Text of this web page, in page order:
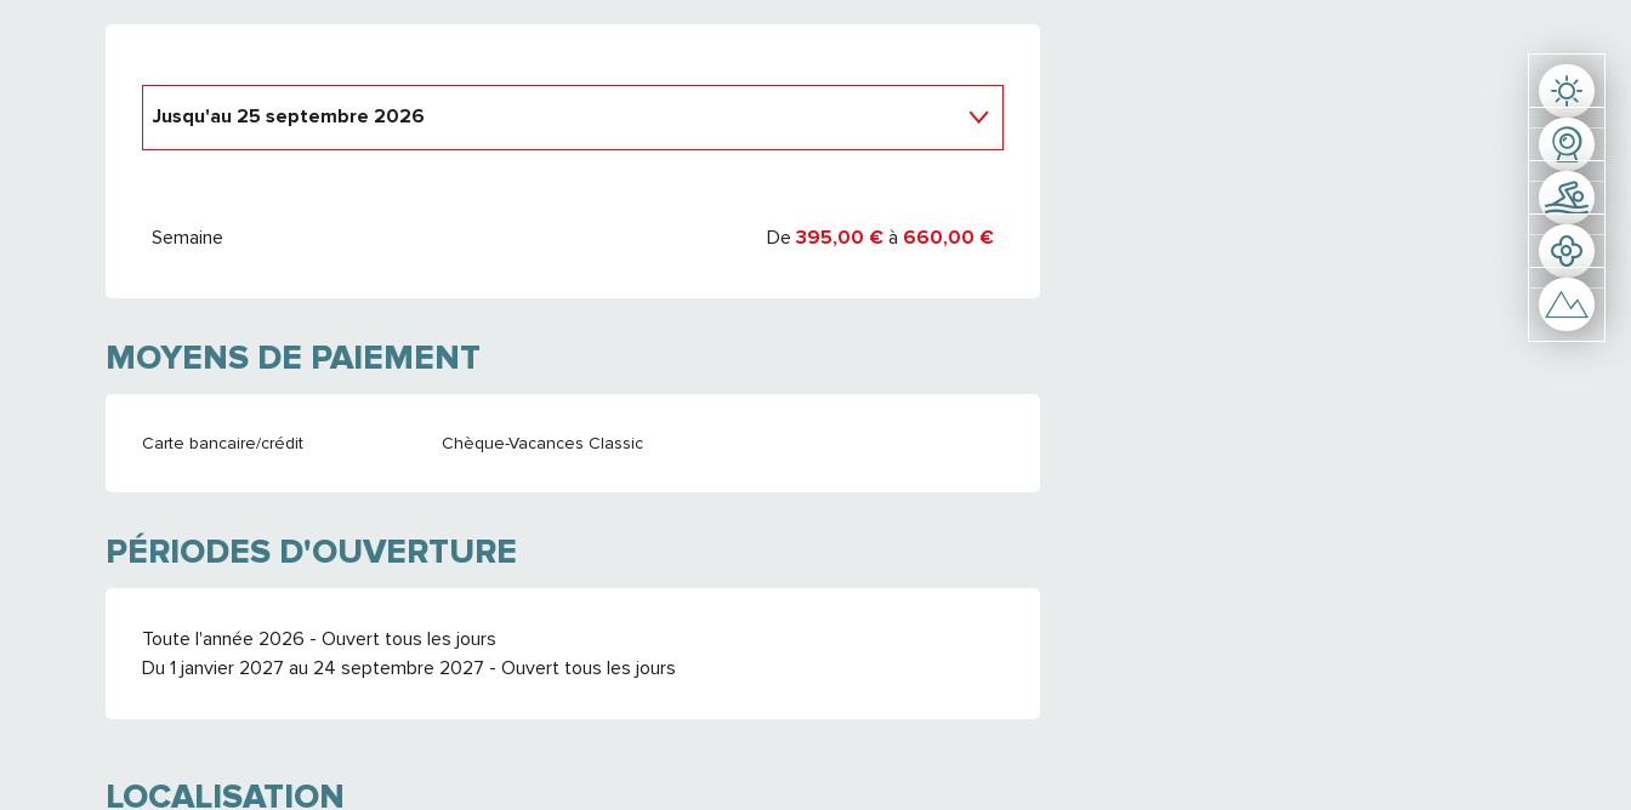
Jusqu'au 25 septembre 2026
Semaine De395,00 € à 660,00 €
MOYENS DE PAIEMENT
Carte bancaire/crédit Chèque-Vacances Classic
PÉRIODES D'OUVERTURE
Toute l'année 2026 - Ouvert tous les jours
Du 1 janvier 2027 au 24 septembre 2027 - Ouvert tous les jours
LOCALISATION